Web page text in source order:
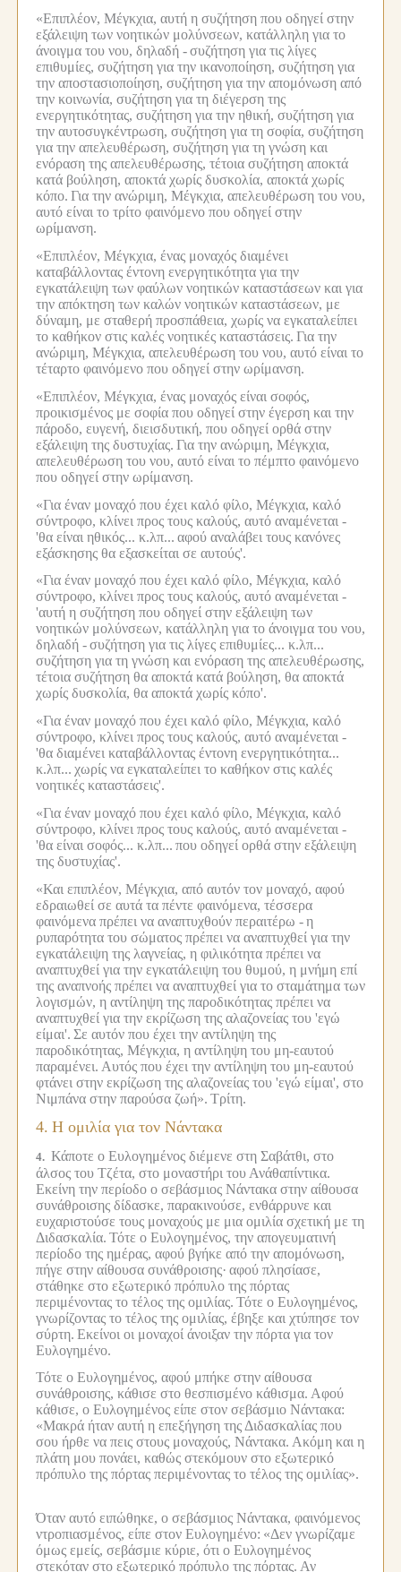
«Επιπλέον, Μέγκχια, αυτή η συζήτηση που οδηγεί στην
εξάλειψη των νοητικών μολύνσεων, κατάλληλη για το
άνοιγμα του νου, δηλαδή -συζήτηση για τις λίγες
επιθυμίες, συζήτηση για την ικανοποίηση, συζήτηση για
την αποστασιοποίηση, συζήτηση για την απομόνωση από
την κοινωνία, συζήτηση για τη διέγερση της
ενεργητικότητας, συζήτηση για την ηθική, συζήτηση για
την αυτοσυγκέντρωση, συζήτηση για τη σοφία, συζήτηση
για την απελευθέρωση, συζήτηση για τη γνώση και
ενόραση της απελευθέρωσης, τέτοια συζήτηση αποκτά
κατά βούληση, αποκτά χωρίς δυσκολία, αποκτά χωρίς
κόπο. Για την ανώριμη, Μέγκχια, απελευθέρωση του νου,
αυτό είναι το τρίτο φαινόμενο που οδηγεί στην
ωρίμανση.
«Επιπλέον, Μέγκχια, ένας μοναχός διαμένει
καταβάλλοντας έντονη ενεργητικότητα για την
εγκατάλειψη των φαύλων νοητικών καταστάσεων και για
την απόκτηση των καλών νοητικών καταστάσεων, με
δύναμη, με σταθερή προσπάθεια, χωρίς να εγκαταλείπει
το καθήκον στις καλές νοητικές καταστάσεις. Για την
ανώριμη, Μέγκχια, απελευθέρωση του νου, αυτό είναι το
τέταρτο φαινόμενο που οδηγεί στην ωρίμανση.
«Επιπλέον, Μέγκχια, ένας μοναχός είναι σοφός,
προικισμένος με σοφία που οδηγεί στην έγερση και την
πάροδο, ευγενή, διεισδυτική, που οδηγεί ορθά στην
εξάλειψη της δυστυχίας. Για την ανώριμη, Μέγκχια,
απελευθέρωση του νου, αυτό είναι το πέμπτο φαινόμενο
που οδηγεί στην ωρίμανση.
«Για έναν μοναχό που έχει καλό φίλο, Μέγκχια, καλό
σύντροφο, κλίνει προς τους καλούς, αυτό αναμένεται -
'θα είναι ηθικός... κ.λπ... αφού αναλάβει τους κανόνες
εξάσκησης θα εξασκείται σε αυτούς'.
«Για έναν μοναχό που έχει καλό φίλο, Μέγκχια, καλό
σύντροφο, κλίνει προς τους καλούς, αυτό αναμένεται -
'αυτή η συζήτηση που οδηγεί στην εξάλειψη των
νοητικών μολύνσεων, κατάλληλη για το άνοιγμα του νου,
δηλαδή -συζήτηση για τις λίγες επιθυμίες... κ.λπ...
συζήτηση για τη γνώση και ενόραση της απελευθέρωσης,
τέτοια συζήτηση θα αποκτά κατά βούληση, θα αποκτά
χωρίς δυσκολία, θα αποκτά χωρίς κόπο'.
«Για έναν μοναχό που έχει καλό φίλο, Μέγκχια, καλό
σύντροφο, κλίνει προς τους καλούς, αυτό αναμένεται -
'θα διαμένει καταβάλλοντας έντονη ενεργητικότητα...
κ.λπ... χωρίς να εγκαταλείπει το καθήκον στις καλές
νοητικές καταστάσεις'.
«Για έναν μοναχό που έχει καλό φίλο, Μέγκχια, καλό
σύντροφο, κλίνει προς τους καλούς, αυτό αναμένεται -
'θα είναι σοφός... κ.λπ... που οδηγεί ορθά στην εξάλειψη
της δυστυχίας'.
«Και επιπλέον, Μέγκχια, από αυτόν τον μοναχό, αφού
εδραιωθεί σε αυτά τα πέντε φαινόμενα, τέσσερα
φαινόμενα πρέπει να αναπτυχθούν περαιτέρω -η
ρυπαρότητα του σώματος πρέπει να αναπτυχθεί για την
εγκατάλειψη της λαγνείας, η φιλικότητα πρέπει να
αναπτυχθεί για την εγκατάλειψη του θυμού, η μνήμη επί
της αναπνοής πρέπει να αναπτυχθεί για το σταμάτημα των
λογισμών, η αντίληψη της παροδικότητας πρέπει να
αναπτυχθεί για την εκρίζωση της αλαζονείας του 'εγώ
είμαι'. Σε αυτόν που έχει την αντίληψη της
παροδικότητας, Μέγκχια, η αντίληψη του μη-εαυτού
παραμένει. Αυτός που έχει την αντίληψη του μη-εαυτού
φτάνει στην εκρίζωση της αλαζονείας του 'εγώ είμαι', στο
Νιμπάνα στην παρούσα ζωή». Τρίτη.
4. Η ομιλία για τον Νάντακα
4. Κάποτε ο Ευλογημένος διέμενε στη Σαβάτθι, στο
άλσος του Τζέτα, στο μοναστήρι του Ανάθαπίντικα.
Εκείνη την περίοδο ο σεβάσμιος Νάντακα στην αίθουσα
συνάθροισης δίδασκε, παρακινούσε, ενθάρρυνε και
ευχαριστούσε τους μοναχούς με μια ομιλία σχετική με τη
Διδασκαλία. Τότε ο Ευλογημένος, την απογευματινή
περίοδο της ημέρας, αφού βγήκε από την απομόνωση,
πήγε στην αίθουσα συνάθροισης· αφού πλησίασε,
στάθηκε στο εξωτερικό πρόπυλο της πόρτας
περιμένοντας το τέλος της ομιλίας. Τότε ο Ευλογημένος,
γνωρίζοντας το τέλος της ομιλίας, έβηξε και χτύπησε τον
σύρτη. Εκείνοι οι μοναχοί άνοιξαν την πόρτα για τον
Ευλογημένο.
Τότε ο Ευλογημένος, αφού μπήκε στην αίθουσα
συνάθροισης, κάθισε στο θεσπισμένο κάθισμα. Αφού
κάθισε, ο Ευλογημένος είπε στον σεβάσμιο Νάντακα:
«Μακρά ήταν αυτή η επεξήγηση της Διδασκαλίας που
σου ήρθε να πεις στους μοναχούς, Νάντακα. Ακόμη και η
πλάτη μου πονάει, καθώς στεκόμουν στο εξωτερικό
πρόπυλο της πόρτας περιμένοντας το τέλος της ομιλίας».
Όταν αυτό ειπώθηκε, ο σεβάσμιος Νάντακα, φαινόμενος
ντροπιασμένος, είπε στον Ευλογημένο: «Δεν γνωρίζαμε
όμως εμείς, σεβάσμιε κύριε, ότι ο Ευλογημένος
στεκόταν στο εξωτερικό πρόπυλο της πόρτας. Αν